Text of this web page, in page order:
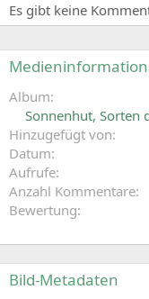
Es gibt keine
Album
Sonnenhut, Sorten
Hinzugefügt von
Datum
Aufrufe
Anzahl Kommentare
Bewertung
Bild-Metadaten